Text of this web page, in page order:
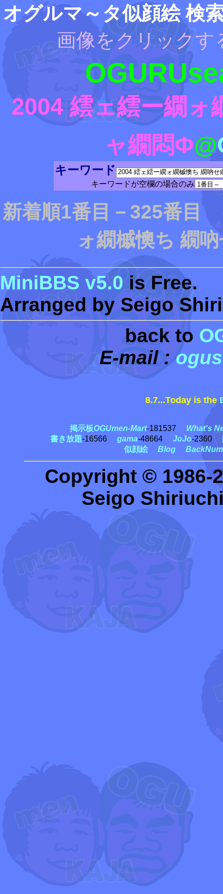
オグルマ～タ似顔絵 検
画像をクリックす
2004 繧ェ繧ー繝ォ
ャ繝悶Φ@
キーワード
キーワードが空欄の場合のみ
新着順1番目－325番目
ォ繝槭懊ち 繝
MiniBBS v5.0 is Free.
Arranged by Seigo
back to
E-mail :
8.7...Today is the
掲示板OGUmen-Mart-181537 What's
書き放題-16566 gama-48664 JoJo-2360
似顔絵
Blog
Copyright © 1986-
Seigo